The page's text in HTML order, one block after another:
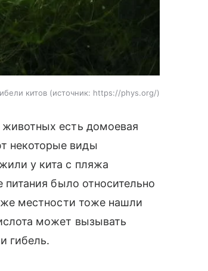
китов источник: https://phys.org/
животных есть домоевая
некоторые виды
у кита с пляжа
было относительно
же местности тоже нашли
может вызывать
гибель.